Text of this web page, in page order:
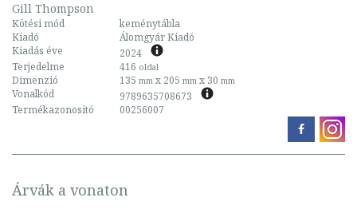
Gill Thompson
Kötési mód
keménytábla
Kiadó
Álomgyár Kiadó
Kiadás éve
2024
Terjedelme
416 oldal
Dimenzió 135 mm x 205 mm x 30 mm
Vonalkód
9789635708673
Termékazonosító
00256007
Árvák a vonaton